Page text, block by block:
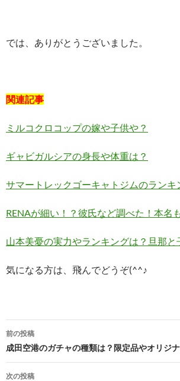
では、ありがとうございました。
関連記事
ミルコクロコップの嫁や子供や？
ギャビガルシアの身長や体重は？
サマートレックゴーキャトジムのランキ
RENAが細い！？彼氏など調べた！本名
山本美憂の実力やランキングは？旦那と
気になる方は、飛んでどうぞ(^^♪
投
稿
ナ
前の投稿
成田空港のガチャの種類は？限定品やオリジ
次の投稿